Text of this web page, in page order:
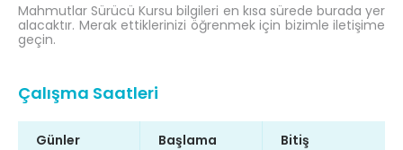
Mahmutlar Sürücü Kursu bilgileri en kısa sürede burada yer
alacaktır. Merak ettiklerinizi öğrenmek için bizimle iletişime
geçin.
Çalışma Saatleri
Günler Başlama Bitiş